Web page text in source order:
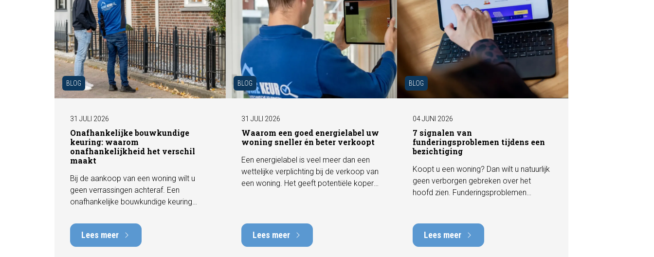
BLOG
31 JULI 2026
Onafhankelijke bouwkundige
keuring: waarom
onafhankelijkheid het verschil
maakt
Bij de aankoop van een woning wilt u
geen verrassingen achteraf. Een
onafhankelijke bouwkundige keuring
technische staat van de woning, inclusief
eventuele gebreken, onderhoudspunten
en te verwachten herstelkosten. In deze
Lees meer
BLOG
31 JULI 2026
Waarom een goed energielabel uw
woning sneller én beter verkoopt
Een energielabel is veel meer dan een
wettelijke verplichting bij de verkoop van
een woning. Het geeft potentiële kopers
waarde. In deze blog leggen we uit
waarom een actueel energielabel
Lees meer
BLOG
04 JUNI 2026
7 signalen van
funderingsproblemen tijdens een
bezichtiging
Koopt u een woning? Dan wilt u natuurlijk
geen verborgen gebreken over het
hoofd zien. Funderingsproblemen
met herstelkosten die kunnen oplopen
tot tienduizenden euro's. Gelukkig zijn er
Lees meer